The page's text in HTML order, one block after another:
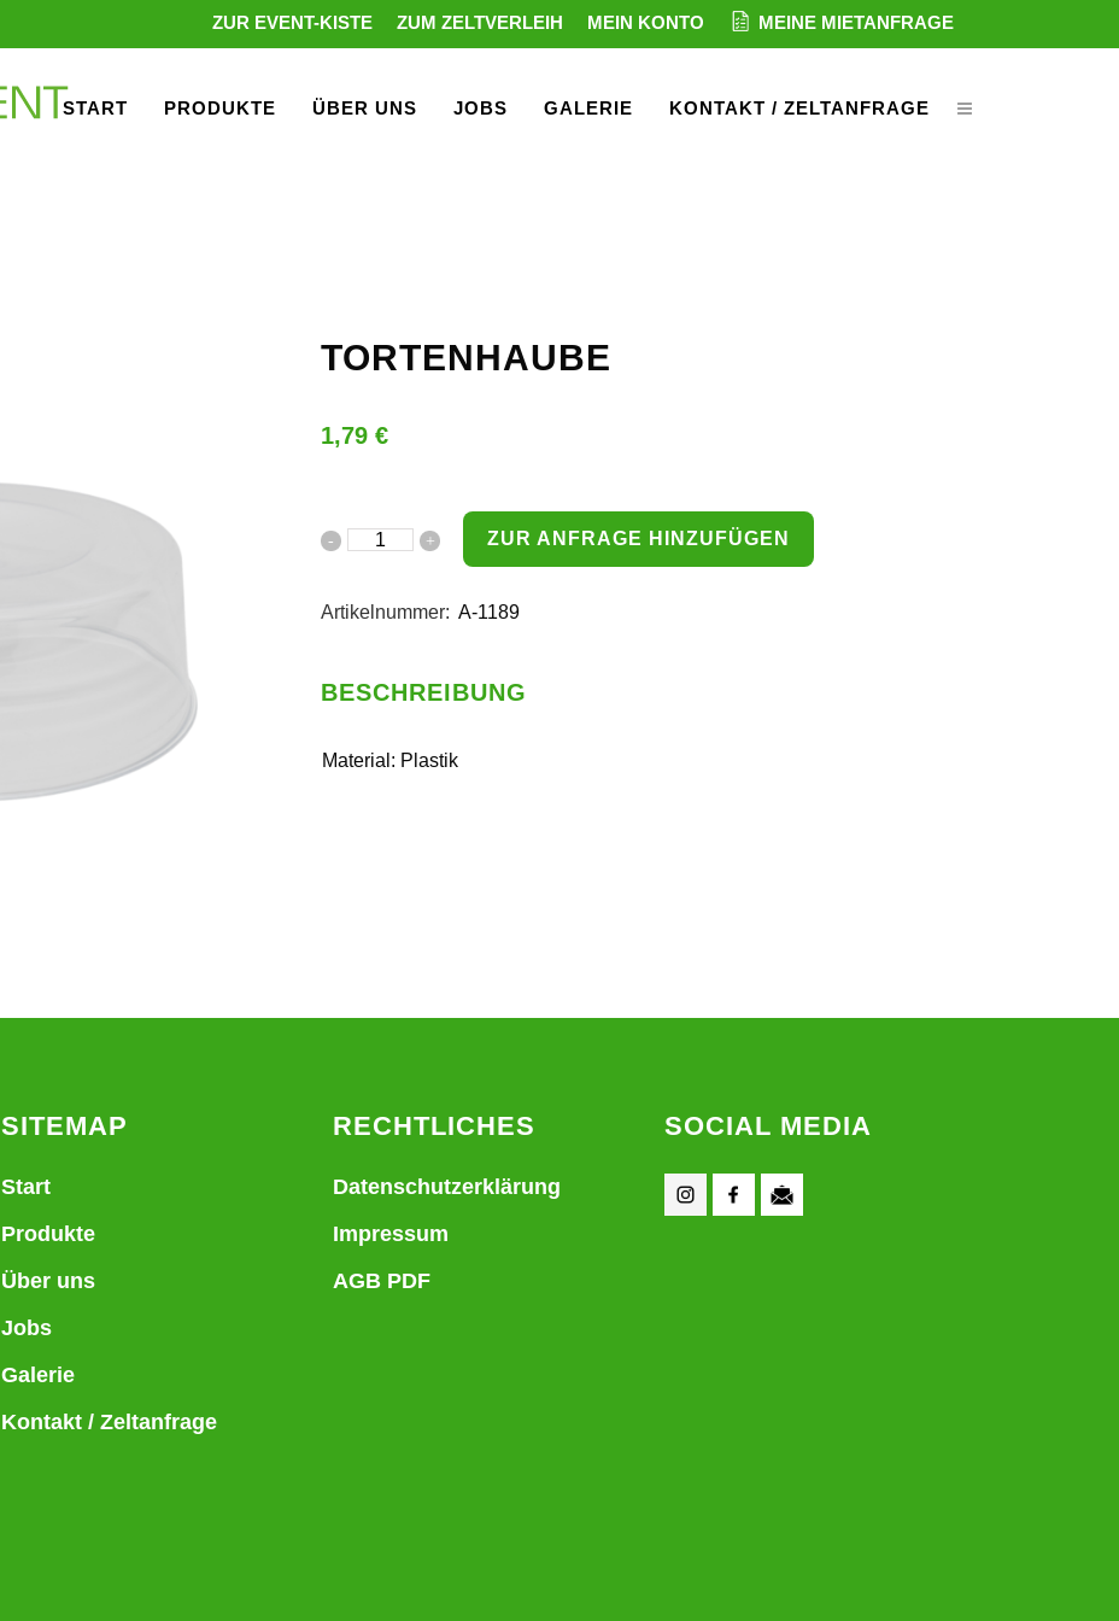
ZUR EVENT-KISTE ZUM ZELTVERLEIH MEIN KONTO MEINE MIETANFRAGE
START PRODUKTE ÜBER UNS JOBS GALERIE KONTAKT / ZELTANFRAGE
TORTENHAUBE
1,79 €
ZUR ANFRAGE HINZUFÜGEN
Artikelnummer: A-1189
BESCHREIBUNG
Material: Plastik
SITEMAP
Start
Produkte
Über uns
Jobs
Galerie
Kontakt / Zeltanfrage
RECHTLICHES
Datenschutzerklärung
Impressum
AGB PDF
SOCIAL MEDIA